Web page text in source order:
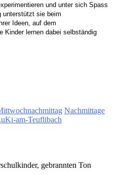
und unter sich Spass
unterstützt sie beim
Ideen, auf dem
Kinder lernen dabei selbständig
Nachmittage
am-Teuflibach
gebrannten Ton